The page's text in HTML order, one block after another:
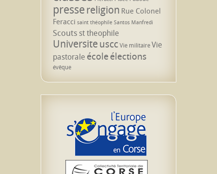
pressereligion Rue Colonel
Feracci saint théophile Santos Manfredi
Scoutsst theophile
UniversiteusccVie militaireVie
pastorale écoleélections
évêque